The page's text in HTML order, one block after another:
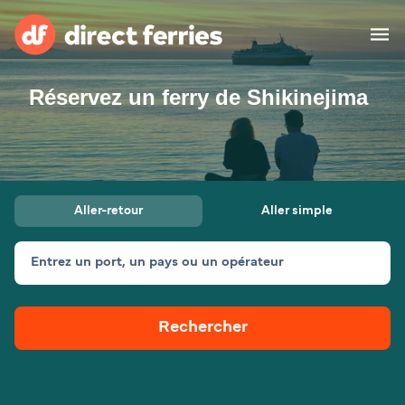
Compagnies de ferry
Pays
Billet de bateau
Traversées et ports
Canada (FR)
Mon Compte
Réservez un ferry de Shikinejima
Aller-retour Aller simple
Entrez un port, un pays ou un opérateur
Rechercher